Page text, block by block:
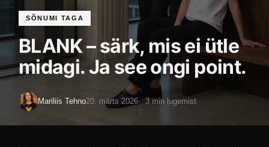
SÕNUMI TAGA
BLANK – särk, mis ei ütle
midagi. Ja see ongi point.
Mariliis Tehno20. märts 2026 3 min lugemist